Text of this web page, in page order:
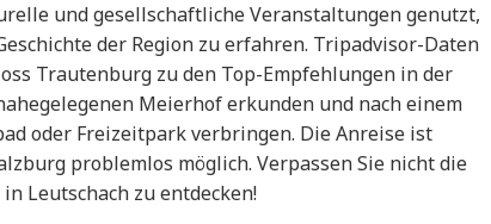
und gesellschaftliche Veranstaltungen genutzt,
der Region zu erfahren. Tripadvisor-Daten
Trautenburg zu den Top-Empfehlungen in der
Meierhof erkunden und nach einem
oder Freizeitpark verbringen. Die Anreise ist
problemlos möglich. Verpassen Sie nicht die
Leutschach zu entdecken!